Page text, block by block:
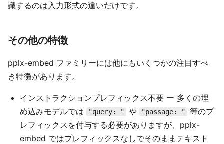
識するのは入力形式の違いだけです。
その他の特徴
pplx-embed ファミリーには他にもいくつかの注目すべ
き特徴があります。
インストラクションプレフィックス不要 ー 多くの埋
め込みモデルでは
"query: " や "passage: "
等のプ
レフィックスを付与する必要がありますが、pplx-
embed ではプレフィックスなしでそのままテキスト